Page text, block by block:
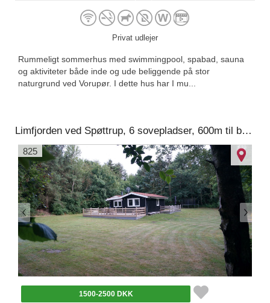
Privat udlejer
Rummeligt sommerhus med swimmingpool, spabad, sauna
og aktiviteter både inde og ude beliggende på stor
naturgrund ved Vorupør. I dette hus har I mu...
Limfjorden ved Spøttrup, 6 sovepladser, 600m til badestrand, stor ugenert grund med græsplæne, brændeovn, radio, tv med parabol, 2 overdækkede terrasser.
825
1500-2500 DKK